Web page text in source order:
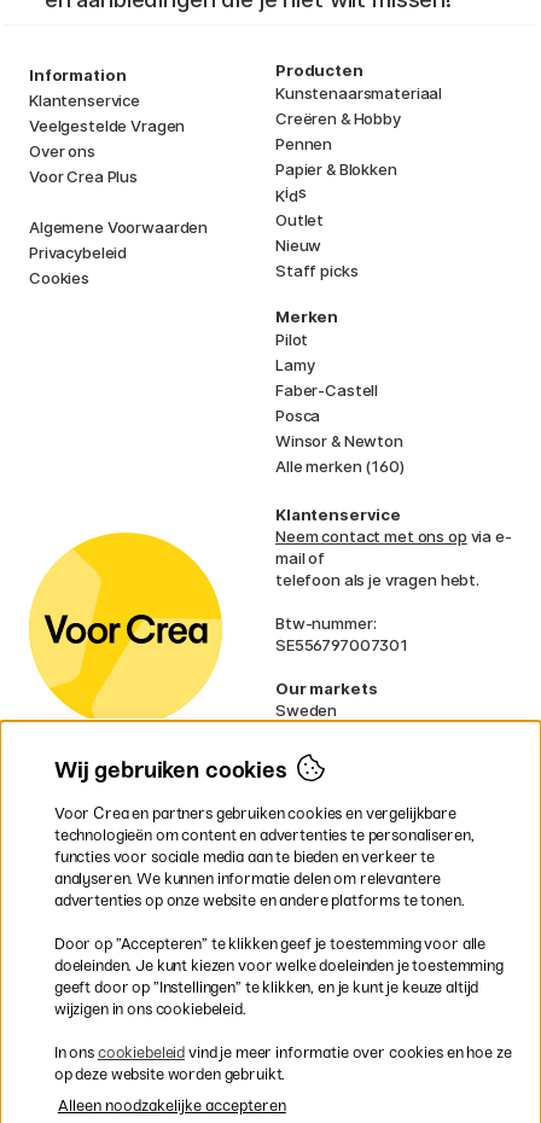
Information
Klantenservice
Veelgestelde Vragen
Over ons
Voor Crea Plus
Algemene Voorwaarden
Privacybeleid
Cookies
Producten
Kunstenaarsmateriaal
Creëren & Hobby
Pennen
Papier & Blokken
Kids
Outlet
Nieuw
Staff picks
Merken
Pilot
Lamy
Faber-Castell
Posca
Winsor & Newton
Alle merken (160)
Klantenservice
Neem contact met ons op via e-
mail of
telefoon als je vragen hebt.
Btw-nummer:
SE556797007301
Our markets
Sweden
Denmark
Finland
Ireland
Germany
UK
EU
gelden voor volumineuze producten.
Snel en veilig met creditcard of iDEAL
Wij gebruiken cookies
Voor Crea en partners gebruiken cookies en vergelijkbare
technologieën om content en advertenties te personaliseren,
functies voor sociale media aan te bieden en verkeer te
analyseren. We kunnen informatie delen om relevantere
advertenties op onze website en andere platforms te tonen.
Door op ”Accepteren” te klikken geef je toestemming voor alle
doeleinden. Je kunt kiezen voor welke doeleinden je toestemming
geeft door op ”Instellingen” te klikken, en je kunt je keuze altijd
wijzigen in ons cookiebeleid.
In ons cookiebeleid vind je meer informatie over cookies en hoe ze
op deze website worden gebruikt.
Alleen noodzakelijke accepteren